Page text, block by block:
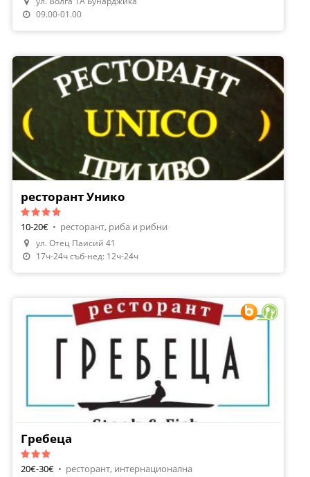
09.00-01.00
ресторант Унико
10-20€ • ресторант, риба и рибни
ул. Отец Паисий 41
17ч-24ч съб-нед: 12ч-24ч
Направи Резервация
Гребеца
20€-30€ • ресторант, интернационална